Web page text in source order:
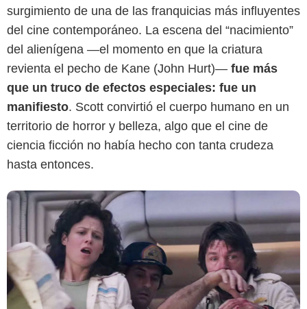
surgimiento de una de las franquicias más influyentes
del cine contemporáneo. La escena del “nacimiento”
del alienígena —el momento en que la criatura
revienta el pecho de Kane (John Hurt)— fue más
que un truco de efectos especiales: fue un
manifiesto. Scott convirtió el cuerpo humano en un
territorio de horror y belleza, algo que el cine de
ciencia ficción no había hecho con tanta crudeza
hasta entonces.
Captura de pantalla